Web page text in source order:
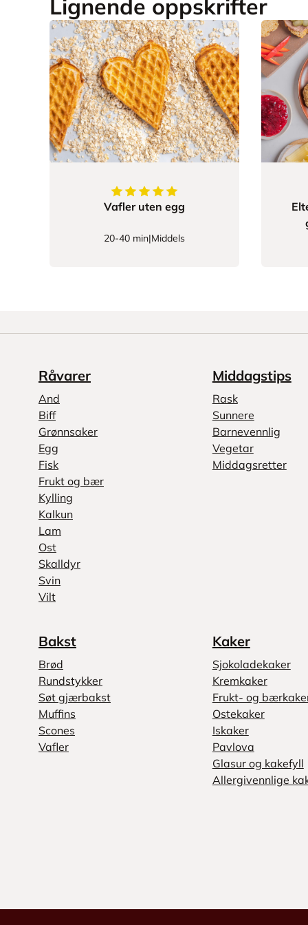
Lignende oppskrifter
5av5stjerner
Vafler uten egg
20-40 min|Middels
Råvarer
And
Biff
Grønnsaker
Egg
Fisk
Frukt og bær
Kylling
Kalkun
Lam
Ost
Skalldyr
Svin
Vilt
Middagstips
Rask
Sunnere
Barnevennlig
Vegetar
Middagsretter
Bakst
Brød
Rundstykker
Søt gjærbakst
Muffins
Scones
Vafler
Kaker
Sjokoladekaker
Kremkaker
Frukt- og
Ostekaker
Iskaker
Pavlova
Glasur og kakefyll
Allergivennlige